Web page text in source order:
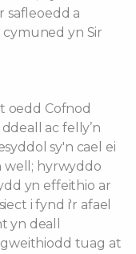
safleoedd a
yn Sir
oedd Cofnod
ac felly’n
sy'n cael ei
well; hyrwyddo
yn effeithio ar
i fynd i'r afael
yn deall
tuag at